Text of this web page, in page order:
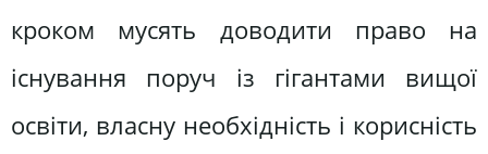
кроком мусять доводити право на
існування поруч із гігантами вищої
освіти, власну необхідність і корисність